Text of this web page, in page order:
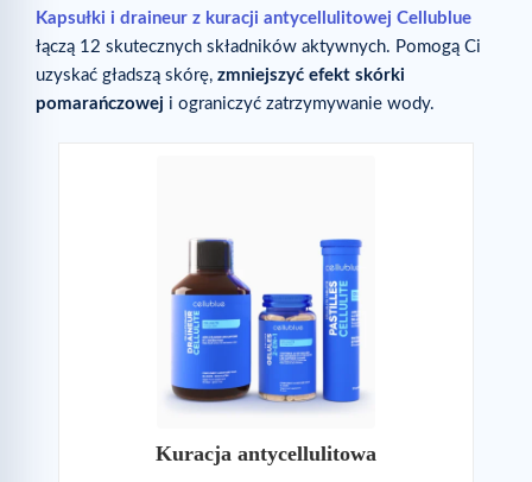
Kapsułki i draineur z kuracji antycellulitowej Cellublue
łączą 12 skutecznych składników aktywnych. Pomogą Ci
uzyskać gładszą skórę, zmniejszyć efekt skórki
pomarańczowej i ograniczyć zatrzymywanie wody.
Kuracja antycellulitowa